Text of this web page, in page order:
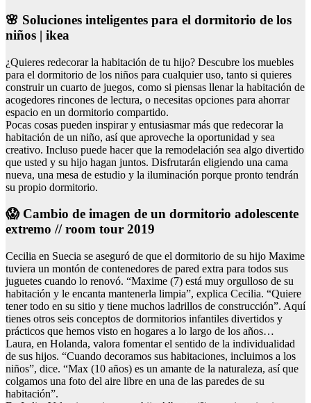
🌸 Soluciones inteligentes para el dormitorio de los
niños | ikea
¿Quieres redecorar la habitación de tu hijo? Descubre los muebles
para el dormitorio de los niños para cualquier uso, tanto si quieres
construir un cuarto de juegos, como si piensas llenar la habitación de
acogedores rincones de lectura, o necesitas opciones para ahorrar
espacio en un dormitorio compartido.
Pocas cosas pueden inspirar y entusiasmar más que redecorar la
habitación de un niño, así que aproveche la oportunidad y sea
creativo. Incluso puede hacer que la remodelación sea algo divertido
que usted y su hijo hagan juntos. Disfrutarán eligiendo una cama
nueva, una mesa de estudio y la iluminación porque pronto tendrán
su propio dormitorio.
😱 Cambio de imagen de un dormitorio adolescente
extremo // room tour 2019
Cecilia en Suecia se aseguró de que el dormitorio de su hijo Maxime
tuviera un montón de contenedores de pared extra para todos sus
juguetes cuando lo renovó. “Maxime (7) está muy orgulloso de su
habitación y le encanta mantenerla limpia”, explica Cecilia. “Quiere
tener todo en su sitio y tiene muchos ladrillos de construcción”. Aquí
tienes otros seis conceptos de dormitorios infantiles divertidos y
prácticos que hemos visto en hogares a lo largo de los años…
Laura, en Holanda, valora fomentar el sentido de la individualidad
de sus hijos. “Cuando decoramos sus habitaciones, incluimos a los
niños”, dice. “Max (10 años) es un amante de la naturaleza, así que
colgamos una foto del aire libre en una de las paredes de su
habitación”.